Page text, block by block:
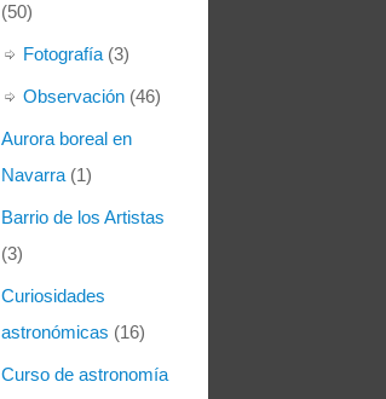
(50)
Fotografía (3)
Observación (46)
Aurora boreal en
Navarra (1)
Barrio de los Artistas
(3)
Curiosidades
astronómicas (16)
Curso de astronomía